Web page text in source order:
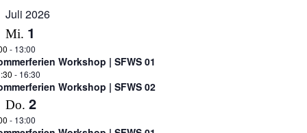
auswählen.
Juli 2026
Mi. 1
- 13:00
Workshop | SFWS 01
- 16:30
Workshop | SFWS 02
Do. 2
- 13:00